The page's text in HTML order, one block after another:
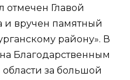
отмечен Главой
вручен памятный
району». В
Благодарственным
области за большой